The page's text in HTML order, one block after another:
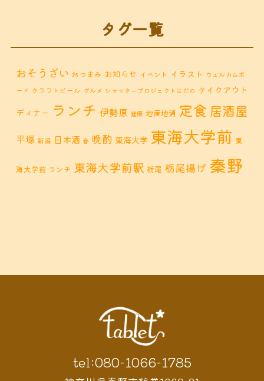
タグ一覧
おそうざい おつまみ お知らせ イベント イラスト ウェルカムボ
ード クラフトビール グルメ シャッタープロジェクトはだの テイクアウト
ディナー ランチ 伊勢原 健康 地産地消 定食 居酒屋
平塚 新潟 日本酒 春 晩酌 東海大学 東海大学前 東
海大学前 ランチ 東海大学前駅 栃尾 栃尾揚げ 秦野
ィナー鶴巻 ランチ鶴巻 定食鶴巻温
tel:080-1066-1785